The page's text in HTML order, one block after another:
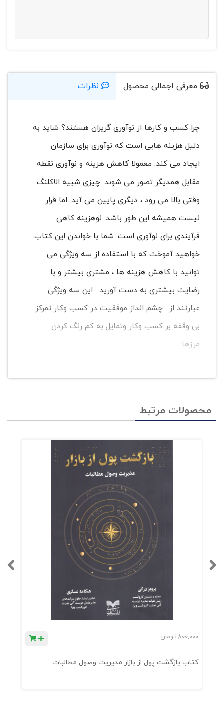
معرفی اجمالی محصول نظرات
چرا کسب و کارها از نوآوری گریزان هستند؟ شاید به
دلیل هزینه هایی است که نوآوری برای سازمان
ایجاد می کند. معمولا کاهش هزینه و نوآوری نقطه
مقابل همدیگر تصور می شوند. چیزی شبیه الاکلنگ.
وقتی بالا می رود ، دیگری پایین می آید. اما قرار
نیست همیشه این طور باشد. نوهزینه کاهی
فرآیندی برای نوآوری است. شما با خواندن این کتاب
خواهید آموخت که با استفاده از سه ویژگی می
توانید با کاهش هزینه ها ، مشتری بیشتر و با
رضایت بیشتری به دست آورید . این سه ویژگی
عبارتند از : چشم انداز موفقیت در کسب وکار تمرکز
بی وقفه بر کسب وکار وتمایل به کم رنگ کردن
مرزها
محصولات مرتبط
800,000 تومان
کتاب بازگشت پول از بازار مدیریت وصول مطالبات